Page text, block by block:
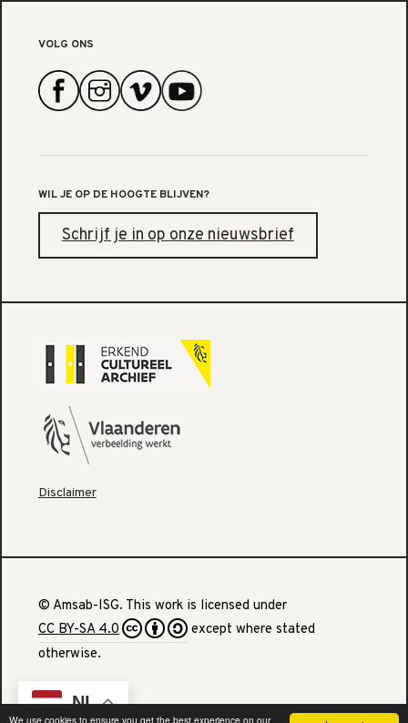
We use cookies to ensure you get the best experience on our
VOLG ONS
WIL JE OP DE HOOGTE BLIJVEN?
Schrijf je in op onze nieuwsbrief
Disclaimer
© Amsab-ISG. This work is licensed under
CC BY-SA 4.0
except where stated
otherwise.
NL